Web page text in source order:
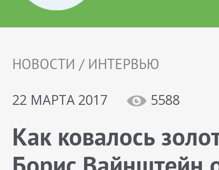
НОВОСТИ / ИНТЕРВЬЮ
22 МАРТА 2017
5588
Как ковалось